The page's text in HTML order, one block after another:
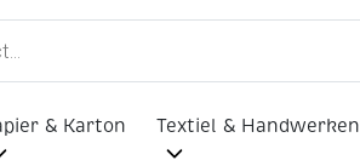
& Karton Textiel & Handwerken